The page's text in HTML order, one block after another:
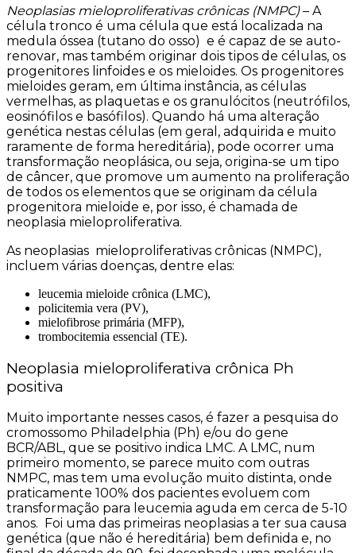
Neoplasias mieloproliferativas crônicas (NMPC)– A
célula tronco é uma célula que está localizada na
medula óssea (tutano do osso) e é capaz de se auto-
renovar, mas também originar dois tipos de células, os
progenitores linfoides e os mieloides. Os progenitores
mieloides geram, em última instância, as células
vermelhas, as plaquetas e os granulócitos (neutrófilos,
eosinófilos e basófilos). Quando há uma alteração
genética nestas células (em geral, adquirida e muito
raramente de forma hereditária), pode ocorrer uma
transformação neoplásica, ou seja, origina-se um tipo
de câncer, que promove um aumento na proliferação
de todos os elementos que se originam da célula
progenitora mieloide e, por isso, é chamada de
neoplasia mieloproliferativa.
As neoplasias mieloproliferativas crônicas (NMPC),
incluem várias doenças, dentre elas:
leucemia mieloide crônica (LMC),
policitemia vera (PV),
mielofibrose primária (MFP),
trombocitemia essencial (TE).
Neoplasia mieloproliferativa crônica Ph
positiva
Muito importante nesses casos, é fazer a pesquisa do
cromossomo Philadelphia (Ph) e/ou do gene
BCR/ABL, que se positivo indica LMC. A LMC, num
primeiro momento, se parece muito com outras
NMPC, mas tem uma evolução muito distinta, onde
praticamente 100% dos pacientes evoluem com
transformação para leucemia aguda em cerca de 5-10
anos. Foi uma das primeiras neoplasias a ter sua causa
genética (que não é hereditária) bem definida e, no